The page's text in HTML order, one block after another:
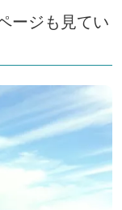
ージも見てい